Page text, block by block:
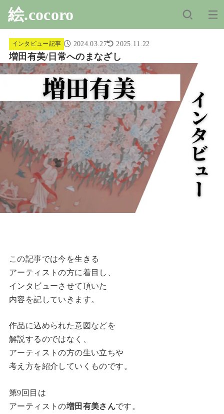
絵.cocoro
インタビュー記事 2024.03.27 2025.11.22
増田有美/日常へのまなざし
この記事では今を生きる
アーティストの方に着目し、
インタビューさせて頂いた
内容を記していきます。
作品に込められた意図などを
解説するのではなく、
アーティストの方の生い立ちや
考え方を紹介していくものです。
第9回目は
アーティストの増田有美さんです。